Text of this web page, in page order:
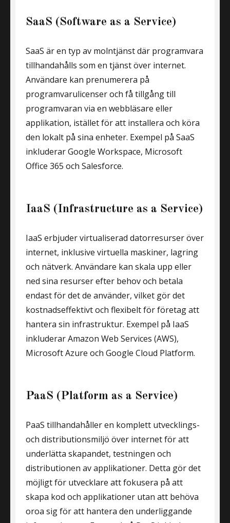
SaaS (Software as a Service)
SaaS är en typ av molntjänst där programvara
tillhandahålls som en tjänst över internet.
Användare kan prenumerera på
programvarulicenser och få tillgång till
programvaran via en webbläsare eller
applikation, istället för att installera och köra
den lokalt på sina enheter. Exempel på SaaS
inkluderar Google Workspace, Microsoft
Office 365 och Salesforce.
IaaS (Infrastructure as a Service)
IaaS erbjuder virtualiserad datorresurser över
internet, inklusive virtuella maskiner, lagring
och nätverk. Användare kan skala upp eller
ned sina resurser efter behov och betala
endast för det de använder, vilket gör det
kostnadseffektivt och flexibelt för företag att
hantera sin infrastruktur. Exempel på IaaS
inkluderar Amazon Web Services (AWS),
Microsoft Azure och Google Cloud Platform.
PaaS (Platform as a Service)
PaaS tillhandahåller en komplett utvecklings-
och distributionsmiljö över internet för att
underlätta skapandet, testningen och
distributionen av applikationer. Detta gör det
möjligt för utvecklare att fokusera på att
skapa kod och applikationer utan att behöva
oroa sig för att hantera den underliggande